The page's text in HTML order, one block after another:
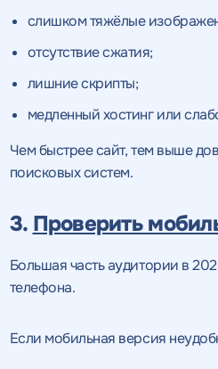
слишком тяжёлые
отсутствие сжатия;
лишние скрипты;
медленный хостинг или
Чем быстрее сайт, тем выше
поисковых систем.
3. Проверить
Большая часть аудитории в
телефона.
Если мобильная версия